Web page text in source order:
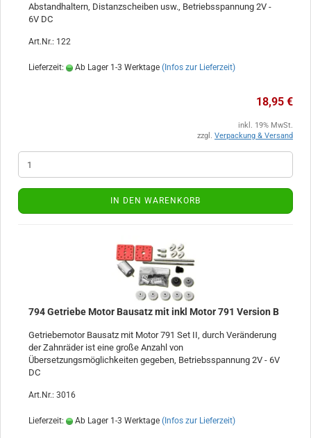
Abstandhaltern, Distanzscheiben usw., Betriebsspannung 2V -
6V DC
Art.Nr.: 122
Lieferzeit: Ab Lager 1-3 Werktage (Infos zur Lieferzeit)
18,95 €
inkl. 19% MwSt.
zzgl. Verpackung & Versand
IN DEN WARENKORB
794 Getriebe Motor Bausatz mit inkl Motor 791 Version B
Getriebemotor Bausatz mit Motor 791 Set II, durch Veränderung
der Zahnräder ist eine große Anzahl von
Übersetzungsmöglichkeiten gegeben, Betriebsspannung 2V - 6V
DC
Art.Nr.: 3016
Lieferzeit: Ab Lager 1-3 Werktage (Infos zur Lieferzeit)